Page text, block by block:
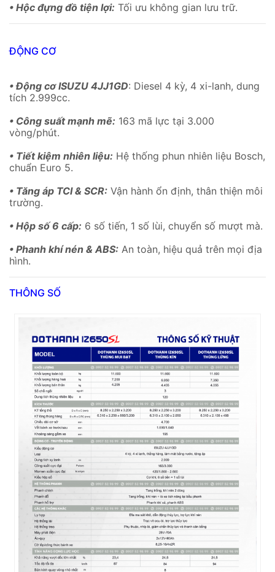
• Hộc đựng đồ tiện lợi: Tối ưu không gian lưu trữ.
ĐỘNG CƠ
• Động cơ ISUZU 4JJ1GD: Diesel 4 kỳ, 4 xi-lanh, dung
tích 2.999cc.
• Công suất mạnh mẽ: 163 mã lực tại 3.000
vòng/phút.
• Tiết kiệm nhiên liệu: Hệ thống phun nhiên liệu Bosch,
chuẩn Euro 5.
• Tăng áp TCI & SCR: Vận hành ổn định, thân thiện môi
trường.
• Hộp số 6 cấp: 6 số tiến, 1 số lùi, chuyển số mượt mà.
• Phanh khí nén & ABS: An toàn, hiệu quả trên mọi địa
hình.
THÔNG SỐ